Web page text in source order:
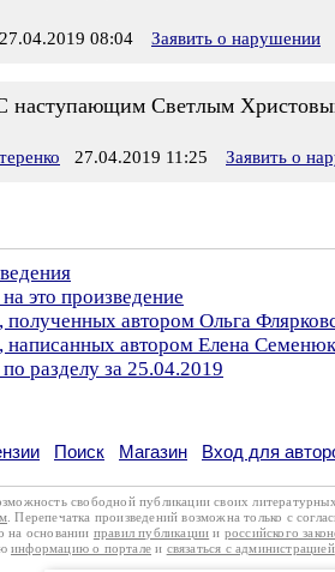
08:04 Заявить о нарушении
наступающим Светлым
27.04.2019 11:25 Заявить о
это произведение
полученных автором Ольга
написанных автором Елена
разделу за 25.04.2019
Поиск Магазин Вход для
свободной публикации своих
. Перепечатка произведений возможна только с
на основании правил публикации и российского
информацию о портале и связаться с администрацией.